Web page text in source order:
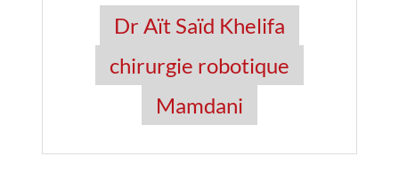
Dr Aït Saïd Khelifa
chirurgie robotique
Mamdani